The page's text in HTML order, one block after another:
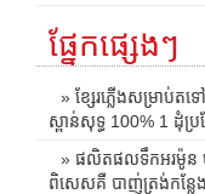
ផ្នែកផ្សេងៗ
» ខ្សែរភ្លើងសម្រាប់
ស្ពាន់សុទ្ធ 100% 1 ដុំប្រ
» ផលិតផលទឹកអរម៉ូន ម៉
ពិសេសគឺ បាញ់ត្រង់កន្លែ